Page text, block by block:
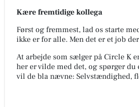
Kære fremtidige kollega
Først og fremmest, lad os starte
ikke er for alle. Men det er et job
At arbejde som sælger på Circle K
her er vilde med det, og spørger
vil de bla nævne: Selvstændighed,